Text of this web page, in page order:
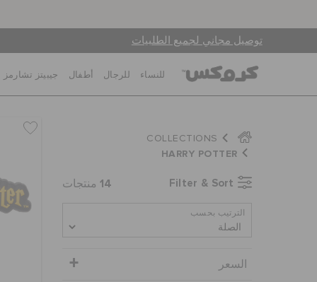
توصيل مجاني لجميع الطلبيات
للنساء للرجال أطفال جيبيتز تشارمز
COLLECTIONS
HARRY POTTER
Filter & Sort
14 منتجات
الترتيب بحسب
السعر